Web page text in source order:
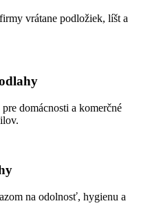
vrátane podložiek, líšt a
domácnosti a komerčné
na odolnosť, hygienu a